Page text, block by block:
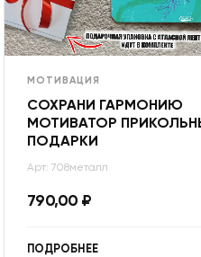
МОТИВАЦИЯ
СОХРАНИ ГАРМОНИЮ
МОТИВАТОР
ПОДАРКИ
Арт: 708металл
790,00 ₽
ПОДРОБНЕЕ